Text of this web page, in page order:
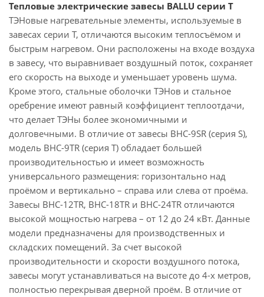
Тепловые электрические завесы BALLU серии T
ТЭНовые нагревательные элементы, используемые в
завесах серии T, отличаются высоким теплосъёмом и
быстрым нагревом. Они расположены на входе воздуха
в завесу, что выравнивает воздушный поток, сохраняет
его скорость на выходе и уменьшает уровень шума.
Кроме этого, стальные оболочки ТЭНов и стальное
оребрение имеют равный коэффициент теплоотдачи,
что делает ТЭНы более экономичными и
долговечными. В отличие от завесы BHC-9SR (серия S),
модель BHC-9TR (серия T) обладает большей
производительностью и имеет возможность
универсального размещения: горизонтально над
проёмом и вертикально – справа или слева от проёма.
Завесы BHC-12TR, BHC-18TR и BHC-24TR отличаются
высокой мощностью нагрева – от 12 до 24 кВт. Данные
модели предназначены для производственных и
складских помещений. За счет высокой
производительности и скорости воздушного потока,
завесы могут устанавливаться на высоте до 4-х метров,
полностью перекрывая дверной проём. В отличие от